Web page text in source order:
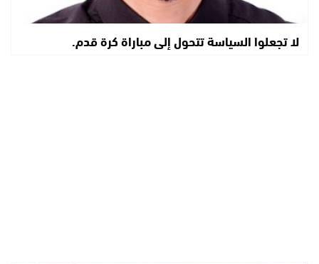
لا تجعلوا السياسة تتحول إلى مباراة كرة قدم.